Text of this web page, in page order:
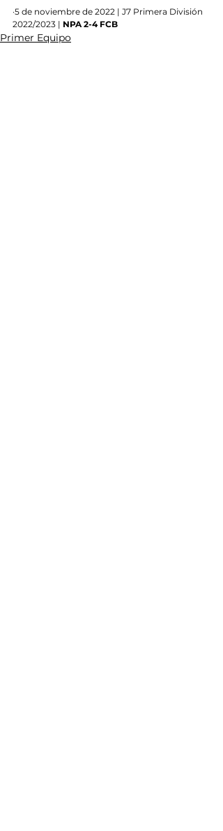
·5 de noviembre de 2022 | J7 Primera División
2022/2023 | NPA 2-4 FCB
Primer Equipo